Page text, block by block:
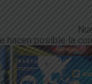
hacen posible la